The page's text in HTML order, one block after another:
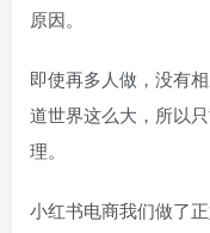
原因。
即使再多人做，没有
道世界这么大，所以
理。
小红书电商我们做了